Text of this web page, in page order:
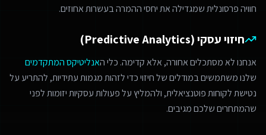
חוויה פרסונלית שמגדילה את יחסי ההמרה בעשרות אחוזים.
חיזוי עסקי (Predictive Analytics)
אנחנו לא מסתכלים אחורה, אלא קדימה. כלי האנליטיקס המתקדמים
שלנו משתמשים במודלים של חיזוי כדי לזהות מגמות עתידיות, להתריע על
נטישת לקוחות פוטנציאלית, ולהמליץ על פעולות עסקיות יזומות לפני
שהמתחרים שלכם מגיבים.